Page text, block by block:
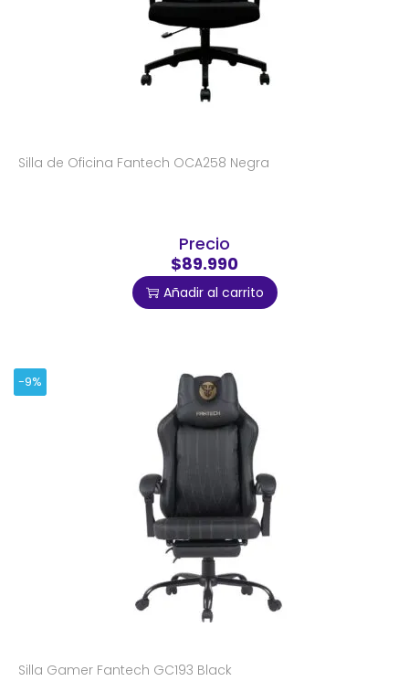
Silla de Oficina Fantech OCA258 Negra
Precio
$89.990
Añadir al carrito
-9%
Silla Gamer Fantech GC193 Black